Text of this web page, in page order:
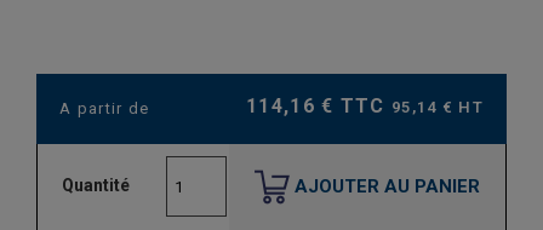
A partir de 114,16 € TTC 95,14 € HT
Quantité AJOUTER AU PANIER